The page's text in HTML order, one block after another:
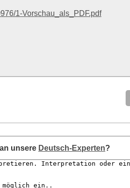
1-Vorschau_als_PDF.pdf
unsere Deutsch-Experten?